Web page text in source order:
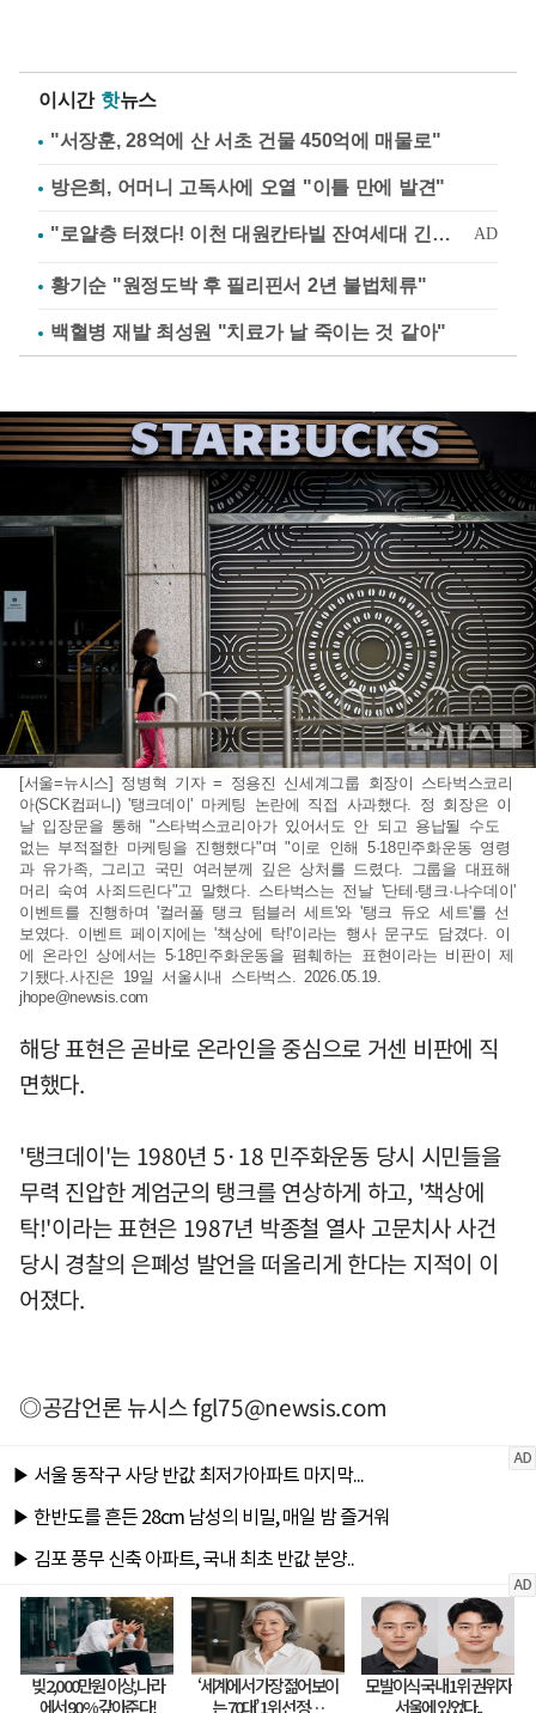
이시간 핫뉴스
"서장훈, 28억에 산 서초 건물 450억에 매물로"
방은희, 어머니 고독사에 오열 "이틀 만에 발견"
황기순 "원정도박 후 필리핀서 2년 불법체류"
백혈병 재발 최성원 "치료가 날 죽이는 것 같아"
[서울=뉴시스] 정병혁 기자 = 정용진 신세계그룹 회장이 스타벅스코리
아(SCK컴퍼니) '탱크데이' 마케팅 논란에 직접 사과했다. 정 회장은 이
날 입장문을 통해 "스타벅스코리아가 있어서도 안 되고 용납될 수도
없는 부적절한 마케팅을 진행했다"며 "이로 인해 5·18민주화운동 영령
과 유가족, 그리고 국민 여러분께 깊은 상처를 드렸다. 그룹을 대표해
머리 숙여 사죄드린다"고 말했다. 스타벅스는 전날 '단테·탱크·나수데이'
이벤트를 진행하며 '컬러풀 탱크 텀블러 세트'와 '탱크 듀오 세트'를 선
보였다. 이벤트 페이지에는 '책상에 탁!'이라는 행사 문구도 담겼다. 이
에 온라인 상에서는 5·18민주화운동을 폄훼하는 표현이라는 비판이 제
기됐다.사진은 19일 서울시내 스타벅스. 2026.05.19.
jhope@newsis.com
해당 표현은 곧바로 온라인을 중심으로 거센 비판에 직
면했다.
'탱크데이'는 1980년 5·18 민주화운동 당시 시민들을
무력 진압한 계엄군의 탱크를 연상하게 하고, '책상에
탁!'이라는 표현은 1987년 박종철 열사 고문치사 사건
당시 경찰의 은폐성 발언을 떠올리게 한다는 지적이 이
어졌다.
◎공감언론 뉴시스fgl75@newsis.com